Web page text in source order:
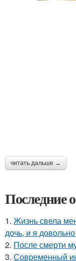
читать дальше →
Последние
1. Жизнь свела
дочь, и я
2. После смерти
3. Современный